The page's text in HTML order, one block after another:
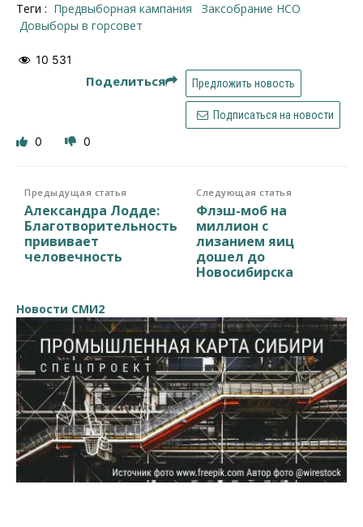
Теги : предвыборная кампания
Заксобрание НСО
Довыборы в горсовет
10 531
Поделиться Предложить новость
Подписаться на новости
0 0
Предыдущая статья
Александра Лодде:
Благотворительность
прививает
человечность
Следующая статья
Флэш-моб на
миллион с
лизанием яиц
дошел до
Новосибирска
Новости СМИ2